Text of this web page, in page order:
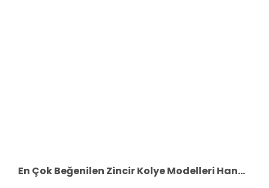
En Çok Beğenilen Zincir Kolye Modelleri Hangileri